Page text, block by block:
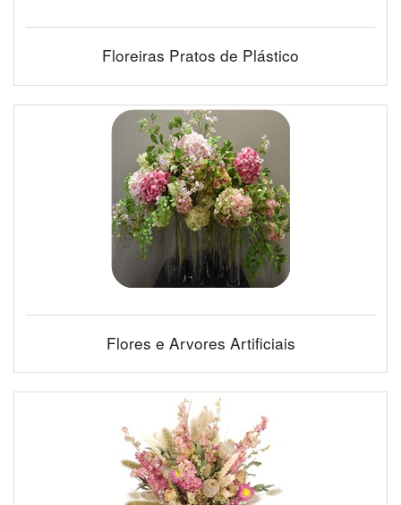
Floreiras Pratos de Plástico
Flores e Arvores Artificiais